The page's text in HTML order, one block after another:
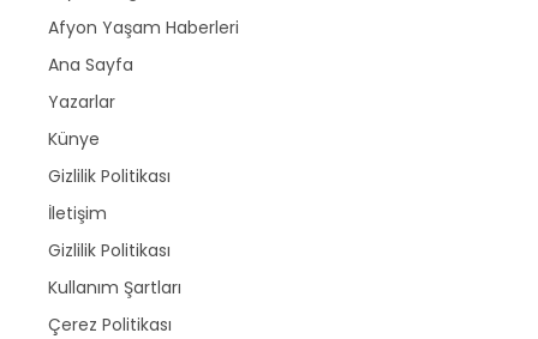
Afyon Yaşam Haberleri
Ana Sayfa
Yazarlar
Künye
Gizlilik Politikası
İletişim
Gizlilik Politikası
Kullanım Şartları
Çerez Politikası